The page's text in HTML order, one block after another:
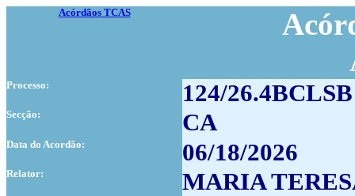
Acórdãos TCAS
Processo: 124/26.4BCLSB
Secção: CA
Data do Acordão: 06/18/2026
Relator: MARIA